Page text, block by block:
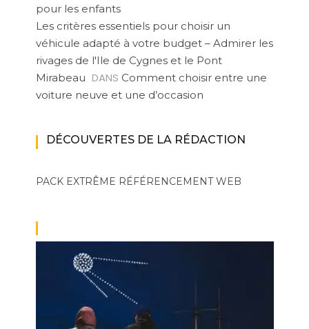
pour les enfants
Les critères essentiels pour choisir un
véhicule adapté à votre budget – Admirer les
rivages de l'Ile de Cygnes et le Pont
Mirabeau DANS Comment choisir entre une
voiture neuve et une d’occasion
DÉCOUVERTES DE LA RÉDACTION
PACK EXTRÊME RÉFÉRENCEMENT WEB